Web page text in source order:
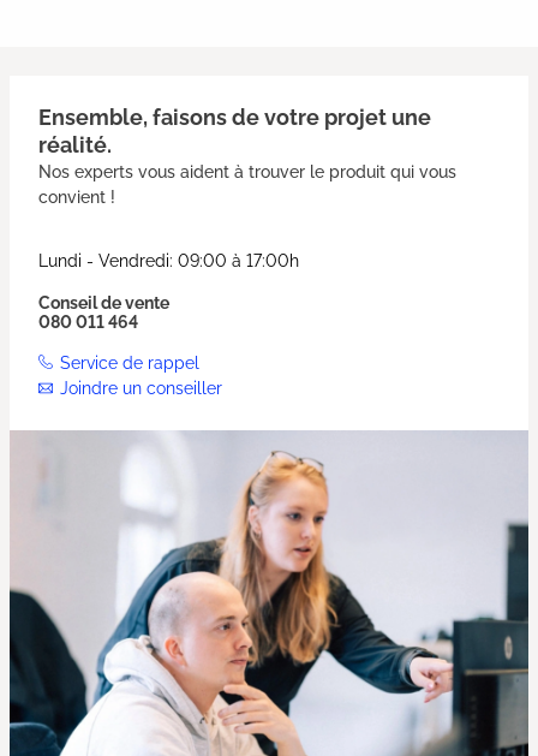
Ensemble, faisons de votre projet une
réalité.
Nos experts vous aident à trouver le produit qui vous
convient !
Lundi - Vendredi: 09:00 à 17:00h
Conseil de vente
080 011 464
Service de rappel
Joindre un conseiller